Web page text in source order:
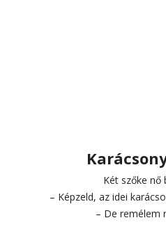
Két szőke nő
– Képzeld, az idei
– De remélem